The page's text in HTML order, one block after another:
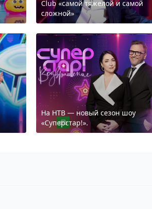
Club «самой тяжелой и самой
сложной»
На НТВ — новый сезон шоу
«Суперстар!».